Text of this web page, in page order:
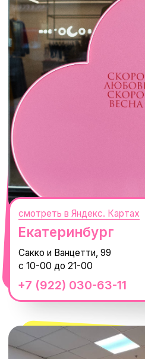
Село Эстосадок, ТРЦ Горки Молл,
Горная Карусель, 3
+7 (919) 374-04-04
с 10-00 до 22-00
+7 (932) 602-41-15
ТРК «Европолис Ростокино»
ул. Проспект Мира, 211 к2
Москва
смотреть в Яндекс.Картах